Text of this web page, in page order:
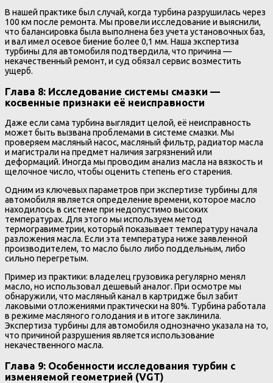
В нашей практике был случай, когда турбина разрушилась через
100 км после ремонта. Мы провели исследование и выяснили,
что балансировка была выполнена без учета установочных баз,
и вал имел осевое биение более 0,1 мм. Наша экспертиза
турбины для автомобиля подтвердила, что причина —
некачественный ремонт, и суд обязал сервис возместить
ущерб.
Глава 8: Исследование системы смазки —
косвенные признаки её неисправности
Даже если сама турбина выглядит целой, её неисправность
может быть вызвана проблемами в системе смазки. Мы
проверяем масляный насос, масляный фильтр, радиатор масла
и магистрали на предмет наличия загрязнений или
деформаций. Иногда мы проводим анализ масла на вязкость и
щелочное число, чтобы оценить степень его старения.
Одним из ключевых параметров при экспертизе турбины для
автомобиля является определение времени, которое масло
находилось в системе при недопустимо высоких
температурах. Для этого мы используем метод
термогравиметрии, который показывает температуру начала
разложения масла. Если эта температура ниже заявленной
производителем, то масло было либо поддельным, либо
сильно перегретым.
Пример из практики: владелец грузовика регулярно менял
масло, но использовал дешевый аналог. При осмотре мы
обнаружили, что масляный канал в картридже был забит
лаковыми отложениями практически на 80%. Турбина работала
в режиме масляного голодания и в итоге заклинила.
Экспертиза турбины для автомобиля однозначно указала на то,
что причиной разрушения является использование
некачественного масла.
Глава 9: Особенности исследования турбин с
изменяемой геометрией (VGT)